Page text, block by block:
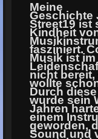
Meine
Geschichte
Street19 ist
Kindheit
fasziniert.
Musik ist
nicht bereit,
wollte
Durch
wurde sein
Jahren
einem
geworden,
Sound und